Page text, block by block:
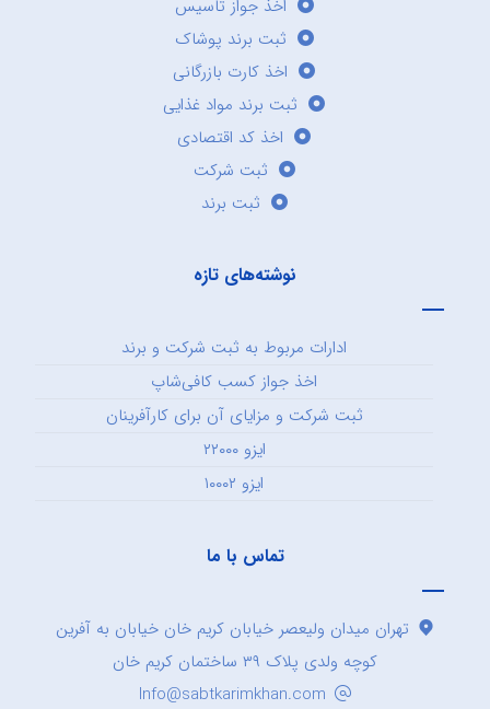
اخذ جواز تاسیس
ثبت برند پوشاک
اخذ کارت بازرگانی
ثبت برند مواد غذایی
اخذ کد اقتصادی
ثبت شرکت
ثبت برند
نوشته‌های تازه
ادارات مربوط به ثبت شرکت و برند
اخذ جواز کسب کافی‌شاپ
ثبت شرکت و مزایای آن برای کارآفرینان
ایزو ۲۲۰۰۰
ایزو ۱۰۰۰۲
تماس با ما
تهران میدان ولیعصر خیابان کریم خان خیابان به آفرین
کوچه ولدی پلاک ۳۹ ساختمان کریم خان
Info@sabtkarimkhan.com